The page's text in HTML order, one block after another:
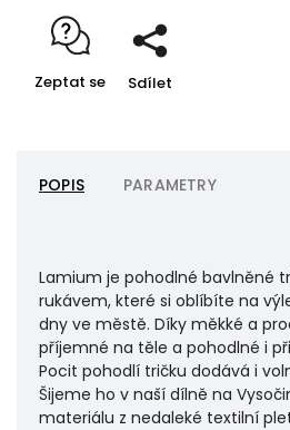
Zeptat se Sdílet
POPIS PARAMETRY
Lamium je pohodlné bavlněné
rukávem, které si oblíbíte na
dny ve městě. Díky měkké a
příjemné na těle a pohodlné i
Pocit pohodlí tričku dodává i
Šijeme ho v naší dílně na
materiálu z nedaleké textilní